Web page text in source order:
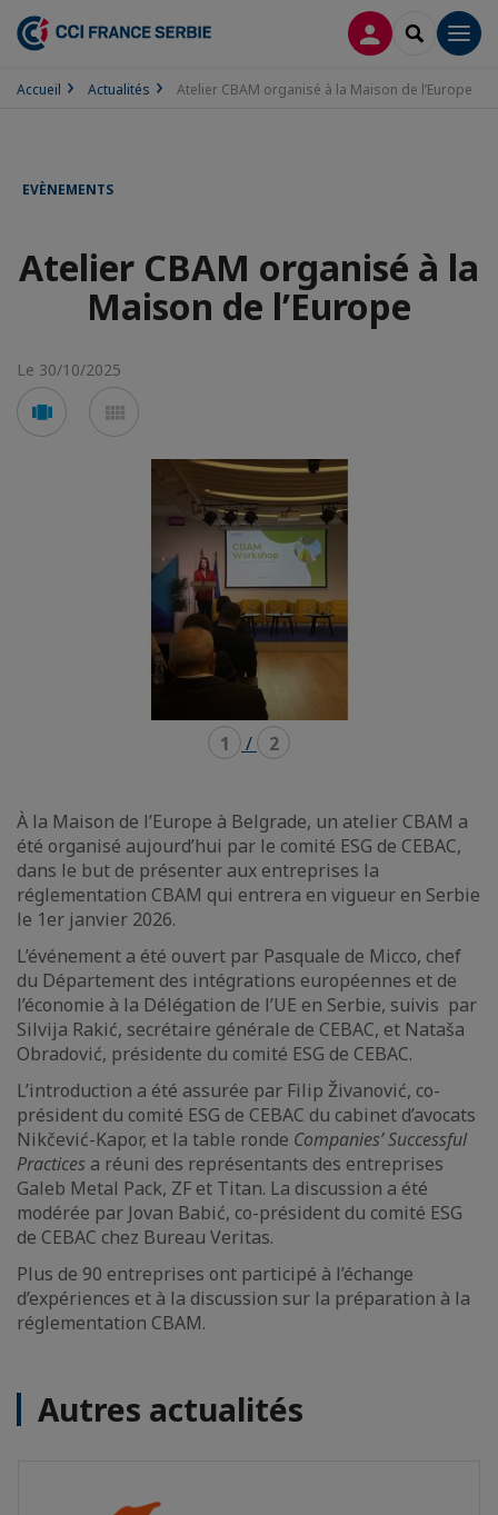
CONNEXION
Accueil Actualités Atelier CBAM organisé à la Maison de l’Europe
EVÈNEMENTS
Atelier CBAM organisé à la
Maison de l’Europe
Le 30/10/2025
Voir
en
en
mosaïque
1 / 2
À la Maison de l’Europe à Belgrade, un atelier CBAM a
été organisé aujourd’hui par le comité ESG de CEBAC,
dans le but de présenter aux entreprises la
réglementation CBAM qui entrera en vigueur en Serbie
le 1er janvier 2026.
L’événement a été ouvert par Pasquale de Micco, chef
du Département des intégrations européennes et de
l’économie à la Délégation de l’UE en Serbie, suivis par
Silvija Rakić, secrétaire générale de CEBAC, et Nataša
Obradović, présidente du comité ESG de CEBAC.
L’introduction a été assurée par Filip Živanović, co-
président du comité ESG de CEBAC du cabinet d’avocats
Nikčević-Kapor, et la table ronde Companies’ Successful
Practices a réuni des représentants des entreprises
Galeb Metal Pack, ZF et Titan. La discussion a été
modérée par Jovan Babić, co-président du comité ESG
de CEBAC chez Bureau Veritas.
Plus de 90 entreprises ont participé à l’échange
d’expériences et à la discussion sur la préparation à la
réglementation CBAM.
Autres actualités